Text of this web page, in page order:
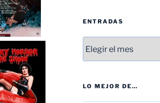
ENTRADAS
LO MEJOR DE…